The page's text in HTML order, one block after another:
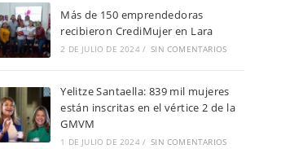
Más de 150 emprendedoras
recibieron CrediMujer en Lara
2 DE JULIO DE 2024 / SIN COMENTARIOS
Yelitze Santaella: 839 mil mujeres
están inscritas en el vértice 2 de la
GMVM
1 DE JULIO DE 2024 / SIN COMENTARIOS